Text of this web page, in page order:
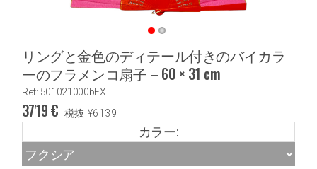
リングと金色のディテール付きのバイカラ
ーのフラメンコ扇子 – 60 × 31 cm
Ref: 501021000bFX
37'19€ 税抜 ¥6139
カラー: